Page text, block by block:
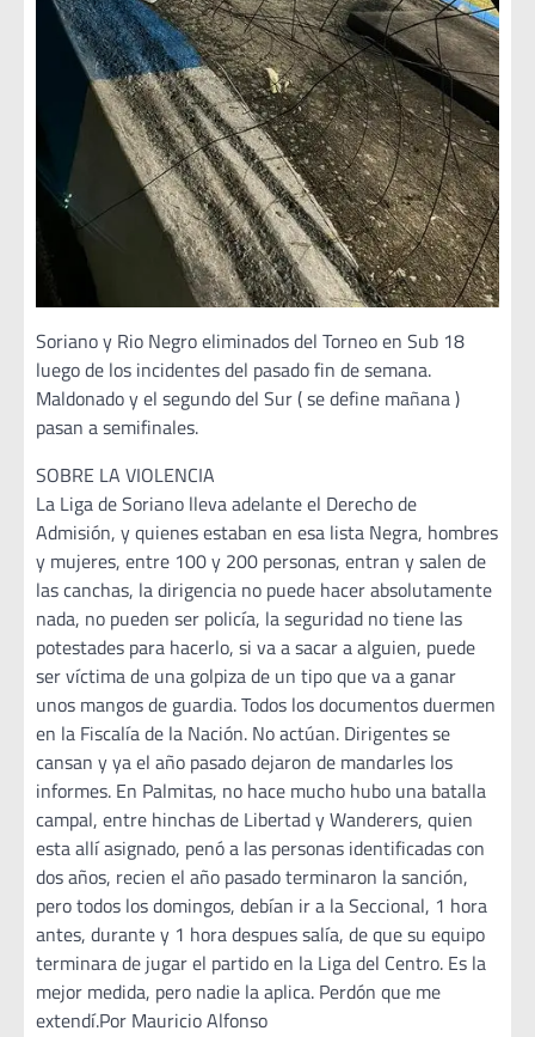
Soriano y Rio Negro eliminados del Torneo en Sub 18
luego de los incidentes del pasado fin de semana.
Maldonado y el segundo del Sur ( se define mañana )
pasan a semifinales.
SOBRE LA VIOLENCIA
La Liga de Soriano lleva adelante el Derecho de
Admisión, y quienes estaban en esa lista Negra, hombres
y mujeres, entre 100 y 200 personas, entran y salen de
las canchas, la dirigencia no puede hacer absolutamente
nada, no pueden ser policía, la seguridad no tiene las
potestades para hacerlo, si va a sacar a alguien, puede
ser víctima de una golpiza de un tipo que va a ganar
unos mangos de guardia. Todos los documentos duermen
en la Fiscalía de la Nación. No actúan. Dirigentes se
cansan y ya el año pasado dejaron de mandarles los
informes. En Palmitas, no hace mucho hubo una batalla
campal, entre hinchas de Libertad y Wanderers, quien
esta allí asignado, penó a las personas identificadas con
dos años, recien el año pasado terminaron la sanción,
pero todos los domingos, debían ir a la Seccional, 1 hora
antes, durante y 1 hora despues salía, de que su equipo
terminara de jugar el partido en la Liga del Centro. Es la
mejor medida, pero nadie la aplica. Perdón que me
extendí.Por Mauricio Alfonso